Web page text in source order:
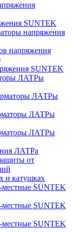
SUNTEK
напряжения
напряжения
SUNTEK
ЛАТРы
ЛАТРы
ЛАТРы
ЛАТРы
ЛАТРа
от
и катушках
местные SUNTEK
местные SUNTEK
местные SUNTEK